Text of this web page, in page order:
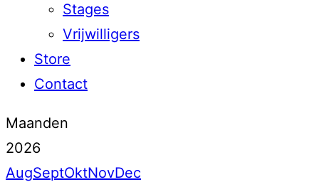
Stages
Vrijwilligers
Store
Contact
Maanden
2026
AugSeptOktNovDec